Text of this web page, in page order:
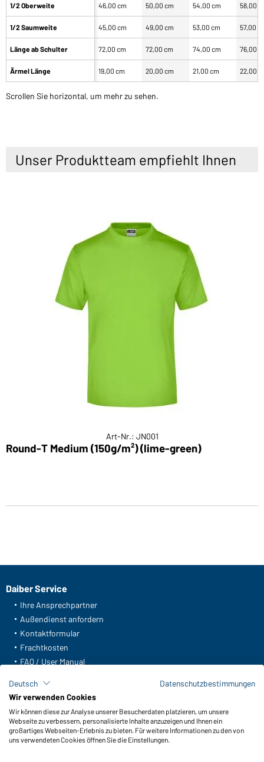
1/2 Oberweite
1/2 Saumweite
Länge ab Schulter
Ärmel Länge
46,00 cm 50,00 cm 54,00 cm 58,00
45,00 cm 49,00 cm 53,00 cm 57,00
72,00 cm 72,00 cm 74,00 cm 76,00
19,00 cm 20,00 cm 21,00 cm 22,00
Scrollen Sie horizontal, um mehr zu sehen.
Unser Produktteam empfiehlt Ihnen
Art-Nr.: JN001
Round-T Medium (150g/m²) (lime-green)
Daiber Service
Ihre Ansprechpartner
Außendienst anfordern
Kontaktformular
Frachtkosten
FAQ / User Manual
Meldeportal nach Hinweisgeberschutz
Funktionen & Pflege
Produkteigenschaften
Pflegehinweise
Deutsch
Datenschutzbestimmungen
Wir verwenden Cookies
Wir können diese zur Analyse unserer Besucherdaten platzieren, um unsere
Webseite zu verbessern, personalisierte Inhalte anzuzeigen und Ihnen ein
großartiges Webseiten-Erlebnis zu bieten. Für weitere Informationen zu den von
uns verwendeten Cookies öffnen Sie die Einstellungen.